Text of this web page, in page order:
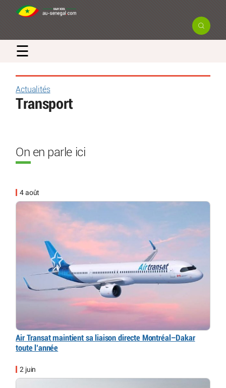
☰
Actualités
Transport
On en parle ici
4 août
Air Transat maintient sa liaison directe Montréal–Dakar
toute l’année
2 juin